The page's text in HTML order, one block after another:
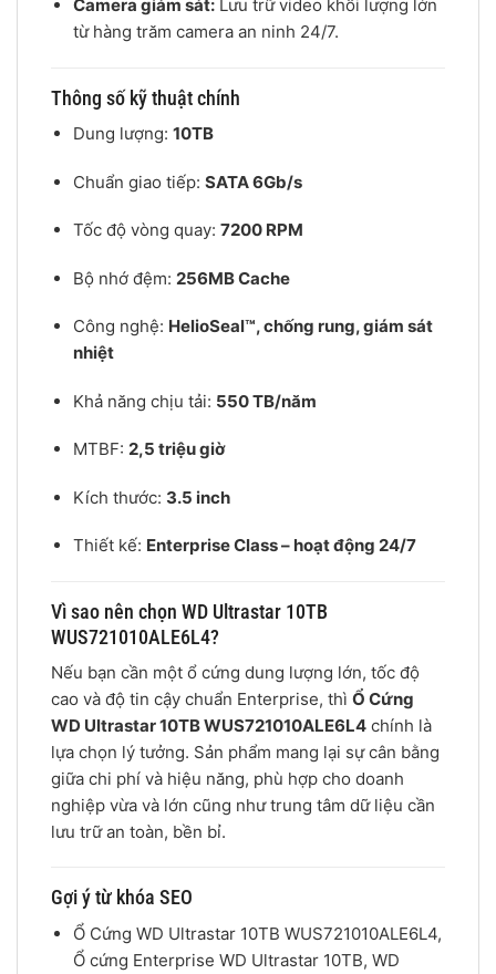
Camera giám sát:Lưu trữ video khối lượng lớn
từ hàng trăm camera an ninh 24/7.
Thông số kỹ thuật chính
Dung lượng: 10TB
Chuẩn giao tiếp: SATA 6Gb/s
Tốc độ vòng quay: 7200 RPM
Bộ nhớ đệm: 256MB Cache
Công nghệ: HelioSeal™, chống rung, giám sát
nhiệt
Khả năng chịu tải: 550 TB/năm
MTBF: 2,5 triệu giờ
Kích thước: 3.5 inch
Thiết kế: Enterprise Class – hoạt động 24/7
Vì sao nên chọn WD Ultrastar 10TB
WUS721010ALE6L4?
Nếu bạn cần một ổ cứng dung lượng lớn, tốc độ
cao và độ tin cậy chuẩn Enterprise, thì Ổ Cứng
WD Ultrastar 10TB WUS721010ALE6L4 chính là
lựa chọn lý tưởng. Sản phẩm mang lại sự cân bằng
giữa chi phí và hiệu năng, phù hợp cho doanh
nghiệp vừa và lớn cũng như trung tâm dữ liệu cần
lưu trữ an toàn, bền bỉ.
Gợi ý từ khóa SEO
Ổ Cứng WD Ultrastar 10TB WUS721010ALE6L4,
Ổ cứng Enterprise WD Ultrastar 10TB, WD